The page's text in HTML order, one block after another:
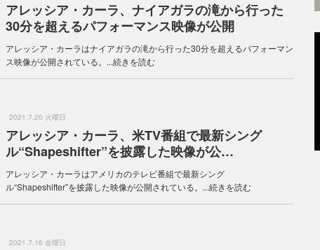
アレッシア・カーラ、ナイアガラの滝から行った
30分を超えるパフォーマンス映像が公開
アレッシア・カーラはナイアガラの滝から行った30分を超えるパフォーマン
ス映像が公開されている。...続きを読む
2021.7.20 火曜日
アレッシア・カーラ、米TV番組で最新シング
ル“Shapeshifter”を披露した映像が公…
アレッシア・カーラはアメリカのテレビ番組で最新シング
ル“Shapeshifter”を披露した映像が公開されている。...続きを読む
2021.7.16 金曜日